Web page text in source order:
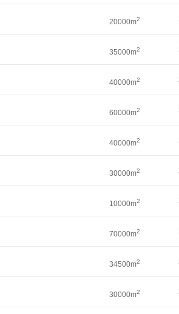
20000m2
35000m2
40000m2
60000m2
40000m2
30000m2
10000m2
70000m2
34500m2
30000m2